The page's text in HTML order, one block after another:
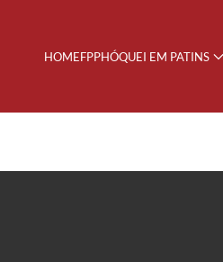
HOMEFPPHÓQUEI EM PATINS